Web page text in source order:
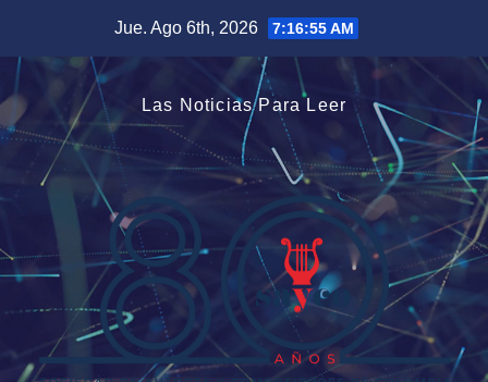
contenido
Jue. Ago 6th, 2026 7:16:56 AM
Las Noticias Para Leer